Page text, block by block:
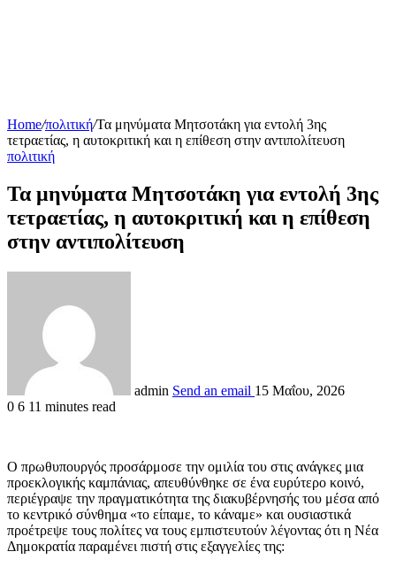
Home/πολιτική/Τα μηνύματα Μητσοτάκη για εντολή 3ης
τετραετίας, η αυτοκριτική και η επίθεση στην αντιπολίτευση
πολιτική
Τα μηνύματα Μητσοτάκη για εντολή 3ης
τετραετίας, η αυτοκριτική και η επίθεση
στην αντιπολίτευση
admin Send an email 15 Μαΐου, 2026
0 6 11 minutes read
Ο πρωθυπουργός προσάρμοσε την ομιλία του στις ανάγκες μια
προεκλογικής καμπάνιας, απευθύνθηκε σε ένα ευρύτερο κοινό,
περιέγραψε την πραγματικότητα της διακυβέρνησής του μέσα από
το κεντρικό σύνθημα «το είπαμε, το κάναμε» και ουσιαστικά
προέτρεψε τους πολίτες να τους εμπιστευτούν λέγοντας ότι η Νέα
Δημοκρατία παραμένει πιστή στις εξαγγελίες της: